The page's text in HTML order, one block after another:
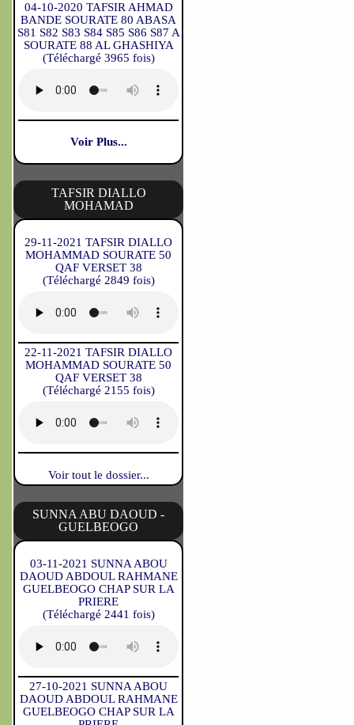
04-10-2020 TAFSIR AHMAD
BANDE SOURATE 80 ABASA
S81 S82 S83 S84 S85 S86 S87 A
SOURATE 88 AL GHASHIYA
(Téléchargé 3965 fois)
Voir Plus...
TAFSIR DIALLO
MOHAMAD
29-11-2021 TAFSIR DIALLO
MOHAMMAD SOURATE 50
QAF VERSET 38
(Téléchargé 2849 fois)
22-11-2021 TAFSIR DIALLO
MOHAMMAD SOURATE 50
QAF VERSET 38
(Téléchargé 2155 fois)
Voir tout le dossier...
SUNNA ABU DAOUD -
GUELBEOGO
03-11-2021 SUNNA ABOU
DAOUD ABDOUL RAHMANE
GUELBEOGO CHAP SUR LA
PRIERE
(Téléchargé 2441 fois)
27-10-2021 SUNNA ABOU
DAOUD ABDOUL RAHMANE
GUELBEOGO CHAP SUR LA